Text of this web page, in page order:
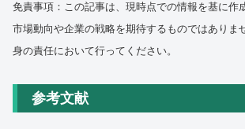
免責事項：この記事は、現時点での情報を基に作
市場動向や企業の戦略を期待するものではありま
身の責任において行ってください。
参考文献